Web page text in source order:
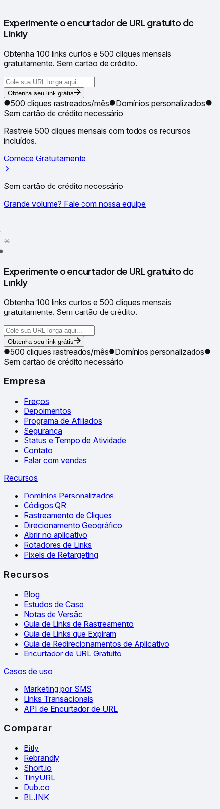
Experimente o encurtador de URL gratuito do
Linkly
Obtenha 100 links curtos e 500 cliques mensais
gratuitamente. Sem cartão de crédito.
Obtenha seu link grátis
500 cliques rastreados/mês
Domínios personalizados
Sem cartão de crédito necessário
Rastreie 500 cliques mensais com todos os recursos
incluídos.
Comece Gratuitamente
Sem cartão de crédito necessário
Grande volume? Fale com nossa equipe
✳
Experimente o encurtador de URL gratuito do
Linkly
Obtenha 100 links curtos e 500 cliques mensais
gratuitamente. Sem cartão de crédito.
Obtenha seu link grátis
500 cliques rastreados/mês
Domínios personalizados
Sem cartão de crédito necessário
Empresa
Preços
Depoimentos
Programa de Afiliados
Segurança
Status e Tempo de Atividade
Contato
Falar com vendas
Recursos
Domínios Personalizados
Códigos QR
Rastreamento de Cliques
Direcionamento Geográfico
Abrir no aplicativo
Rotadores de Links
Pixels de Retargeting
Recursos
Blog
Estudos de Caso
Notas de Versão
Guia de Links de Rastreamento
Guia de Links que Expiram
Guia de Redirecionamentos de Aplicativo
Encurtador de URL Gratuito
Casos de uso
Marketing por SMS
Links Transacionais
API de Encurtador de URL
Comparar
Bitly
Rebrandly
Short.io
TinyURL
Dub.co
BL.INK